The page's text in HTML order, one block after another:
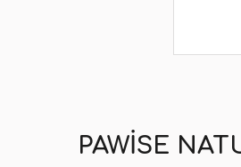
PAWISE